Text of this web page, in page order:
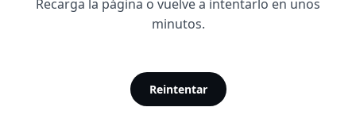
Recarga la página o vuelve a intentarlo en unos
minutos.
Reintentar